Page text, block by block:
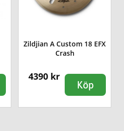
Zildjian A Custom 18 EFX
Crash
4390 kr
Köp